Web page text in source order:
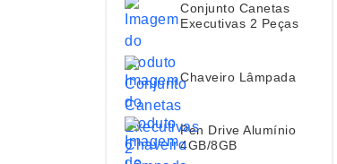
Conjunto Canetas
Executivas 2 Peças
Chaveiro Lâmpada
Pen Drive Alumínio
4GB/8GB